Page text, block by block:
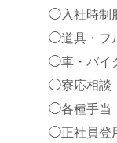
◯入社時制
◯道具・フ
◯車・バイ
◯寮応相談
◯各種手当
◯正社員登